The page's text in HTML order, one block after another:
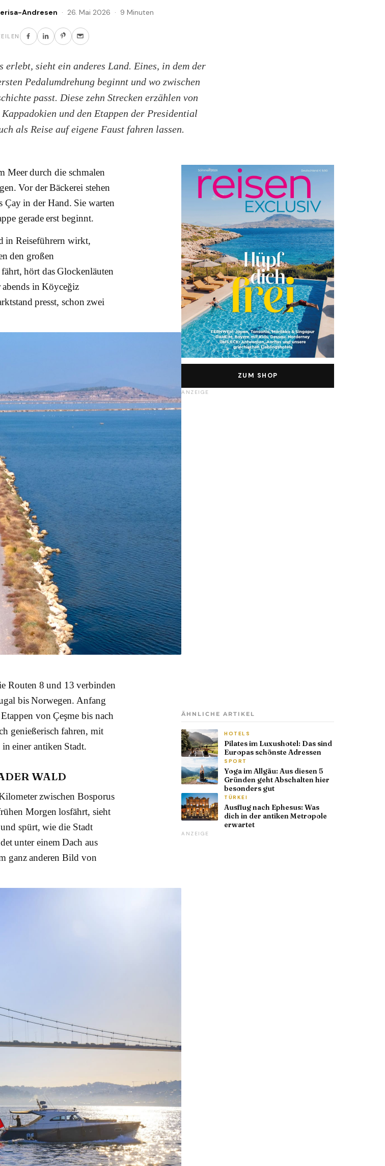
Andresen · 26. Mai 2026 · 9 Minuten
erlebt, sieht ein anderes Land. Eines, in dem der
Pedalumdrehung beginnt und wo zwischen
passt. Diese zehn Strecken erzählen von
und den Etappen der Presidential
als Reise auf eigene Faust fahren lassen.
Meer durch die schmalen
Vor der Bäckerei stehen
Çay in der Hand. Sie warten
gerade erst beginnt.
in Reiseführern wirkt,
den großen
hört das Glockenläuten
abends in Köyceğiz
presst, schon zwei
Routen 8 und 13 verbinden
bis Norwegen. Anfang
von Çeşme bis nach
genießerisch fahren, mit
einer antiken Stadt.
WALD
zwischen Bosporus
Morgen losfährt, sieht
spürt, wie die Stadt
unter einem Dach aus
ganz anderen Bild von
ZUM SHOP
ANZEIGE
ÄHNLICHE ARTIKEL
HOTELS
Pilates im Luxushotel: Das sind
Europas schönste Adressen
SPORT
Yoga im Allgäu: Aus diesen 5
Gründen geht Abschalten hier
besonders gut
TÜRKEI
Ausflug nach Ephesus: Was
dich in der antiken Metropole
erwartet
ANZEIGE